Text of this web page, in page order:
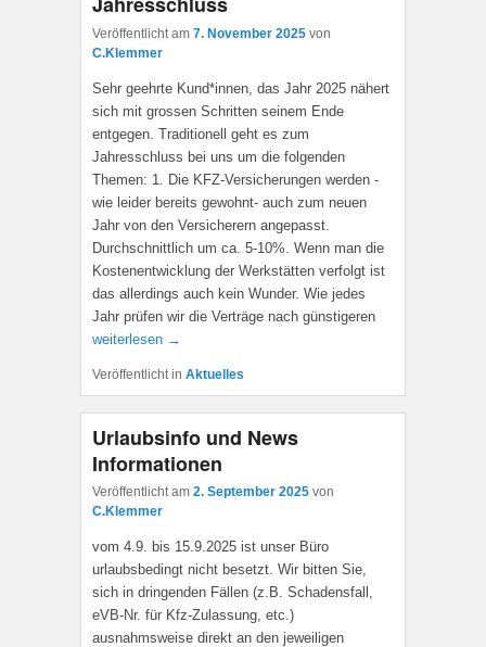
Veröffentlicht am 7. November 2025 von
C.Klemmer
Sehr geehrte Kund*innen, das Jahr 2025 nähert
sich mit grossen Schritten seinem Ende
entgegen. Traditionell geht es zum
Jahresschluss bei uns um die folgenden
Themen: 1. Die KFZ-Versicherungen werden -
wie leider bereits gewohnt- auch zum neuen
Jahr von den Versicherern angepasst.
Durchschnittlich um ca. 5-10%. Wenn man die
Kostenentwicklung der Werkstätten verfolgt ist
das allerdings auch kein Wunder. Wie jedes
Jahr prüfen wir die Verträge nach günstigeren
weiterlesen →
Veröffentlicht in Aktuelles
Urlaubsinfo und News
Informationen
Veröffentlicht am 2. September 2025 von
C.Klemmer
vom 4.9. bis 15.9.2025 ist unser Büro
urlaubsbedingt nicht besetzt. Wir bitten Sie,
sich in dringenden Fällen (z.B. Schadensfall,
eVB-Nr. für Kfz-Zulassung, etc.)
ausnahmsweise direkt an den jeweiligen